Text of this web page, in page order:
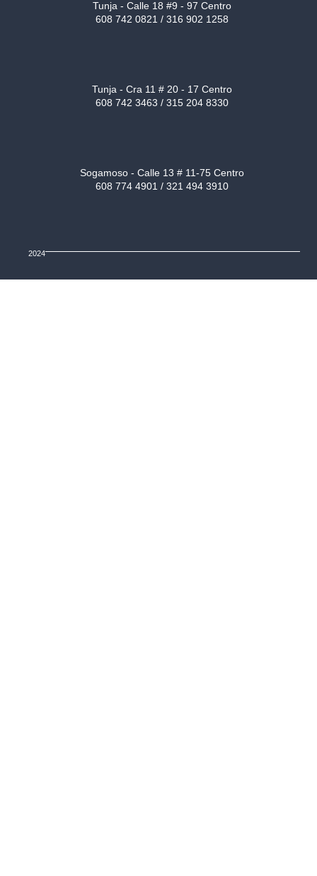
Tunja - Calle 18 #9 - 97 Centro
608 742 0821 / 316 902 1258
Tunja - Cra 11 # 20 - 17 Centro
608 742 3463 / 315 204 8330
Sogamoso - Calle 13 # 11-75 Centro
608 774 4901 / 321 494 3910
2024